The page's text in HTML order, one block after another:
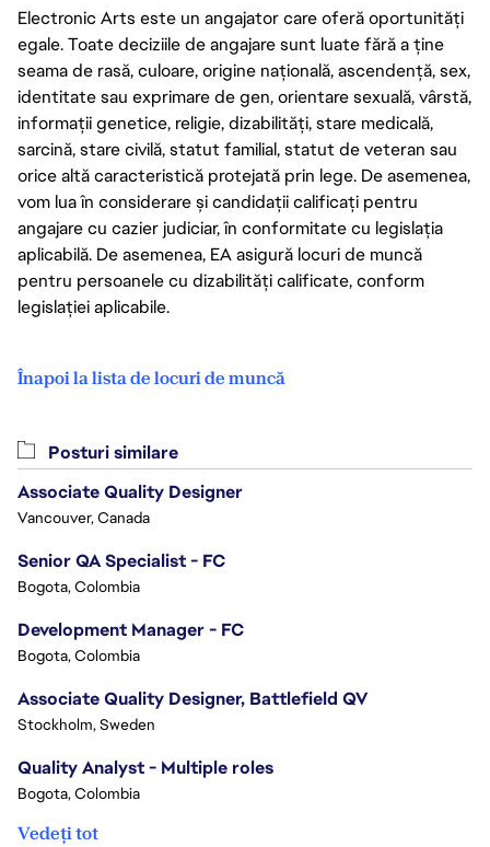
Electronic Arts este un angajator care oferă oportunități
egale. Toate deciziile de angajare sunt luate fără a ține
seama de rasă, culoare, origine națională, ascendență, sex,
identitate sau exprimare de gen, orientare sexuală, vârstă,
informații genetice, religie, dizabilități, stare medicală,
sarcină, stare civilă, statut familial, statut de veteran sau
orice altă caracteristică protejată prin lege. De asemenea,
vom lua în considerare și candidații calificați pentru
angajare cu cazier judiciar, în conformitate cu legislația
aplicabilă. De asemenea, EA asigură locuri de muncă
pentru persoanele cu dizabilități calificate, conform
legislației aplicabile.
Înapoi la lista de locuri de muncă
Posturi similare
Associate Quality Designer
Vancouver, Canada
Senior QA Specialist - FC
Bogota, Colombia
Development Manager - FC
Bogota, Colombia
Associate Quality Designer, Battlefield QV
Stockholm, Sweden
Quality Analyst - Multiple roles
Bogota, Colombia
Vedeți tot